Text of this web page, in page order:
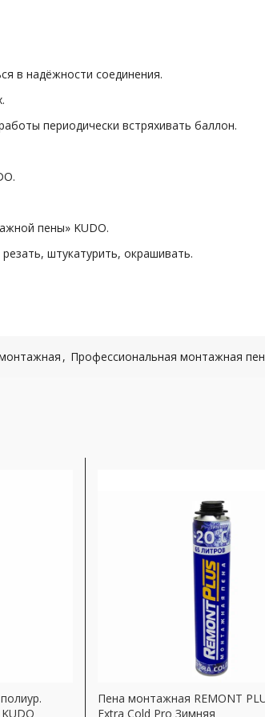
в надёжности соединения.
периодически встряхивать баллон.
пены» KUDO.
штукатурить, окрашивать.
, Профессиональная монтажная
Пена монтажная REMONT
Extra Cold Pro Зимняя